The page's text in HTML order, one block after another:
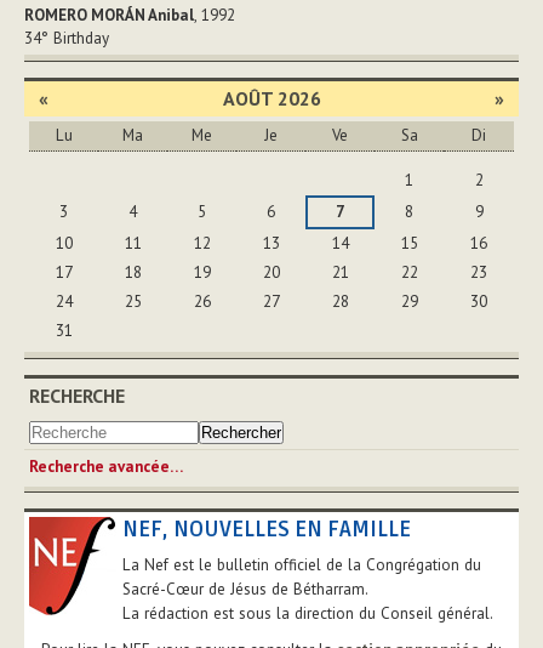
ROMERO MORÁN Anibal, 1992
34° Birthday
« AOÛT 2026 »
Lu Ma Me Je Ve Sa Di
1
2
3
4 5 6 7 8
9
10
11 12 13 14 15
16
17
18 19 20 21 22
23
24
25 26 27 28 29
30
31
RECHERCHE
Recherche avancée…
NEF, NOUVELLES EN FAMILLE
La Nef est le bulletin officiel de la Congrégation du
Sacré-Cœur de Jésus de Bétharram.
La rédaction est sous la direction du Conseil général.